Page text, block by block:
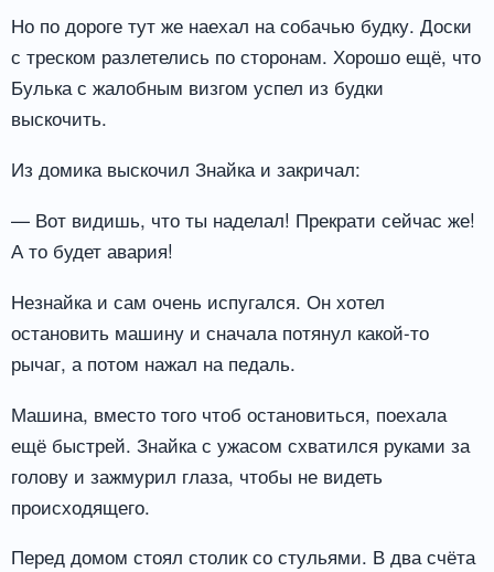
Но по дороге тут же наехал на собачью будку. Доски
с треском разлетелись по сторонам. Хорошо ещё, что
Булька с жалобным визгом успел из будки
выскочить.
Из домика выскочил Знайка и закричал:
— Вот видишь, что ты наделал! Прекрати сейчас же!
А то будет авария!
Незнайка и сам очень испугался. Он хотел
остановить машину и сначала потянул какой-то
рычаг, а потом нажал на педаль.
Машина, вместо того чтоб остановиться, поехала
ещё быстрей. Знайка с ужасом схватился руками за
голову и зажмурил глаза, чтобы не видеть
происходящего.
Перед домом стоял столик со стульями. В два счёта